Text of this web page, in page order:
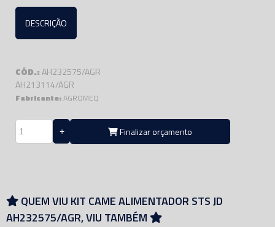
DESCRIÇÃO
CÓD.:AH232575/AGR
AH213114/AGR
Fabricante:AGROMEQ
Finalizar orçamento
QUEM VIU KIT CAME ALIMENTADOR STS JD
AH232575/AGR, VIU TAMBÉM